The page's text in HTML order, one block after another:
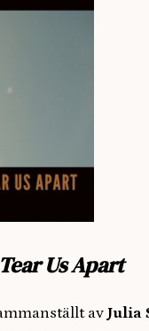
Us Apart
av Julia